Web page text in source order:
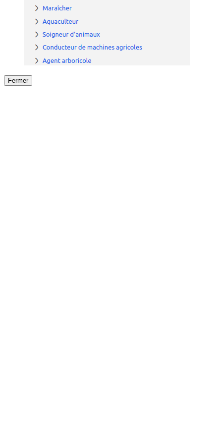
Fermer